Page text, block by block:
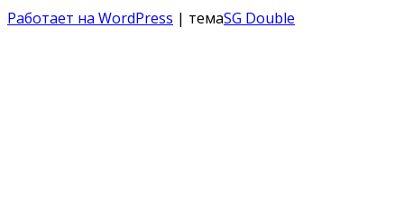
Работает на WordPress | темаSG Double